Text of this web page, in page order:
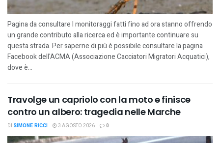
Pagina da consultare I monitoraggi fatti fino ad ora stanno offrendo
un grande contributo alla ricerca ed è importante continuare su
questa strada. Per saperne di più è possibile consultare la pagina
Facebook dell'ACMA (Associazione Cacciatori Migratori Acquatici),
dove è...
Travolge un capriolo con la moto e finisce
contro un albero: tragedia nelle Marche
DI SIMONE RICCI 3 AGOSTO 2026 0